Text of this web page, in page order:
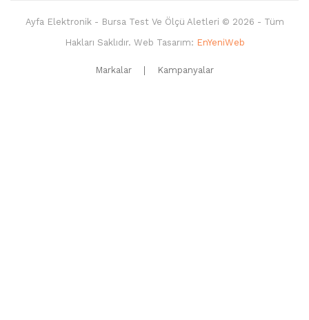
Ayfa Elektronik - Bursa Test Ve Ölçü Aletleri © 2026 - Tüm
Hakları Saklıdır. Web Tasarım: EnYeniWeb
Markalar Kampanyalar